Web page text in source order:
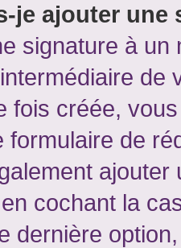
je ajouter une
signature à un
fois créée,
formulaire de
cochant la
dernière